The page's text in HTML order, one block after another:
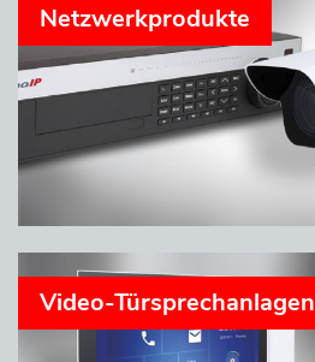
Netzwerkprodukte
Video-Türsprechanlagen